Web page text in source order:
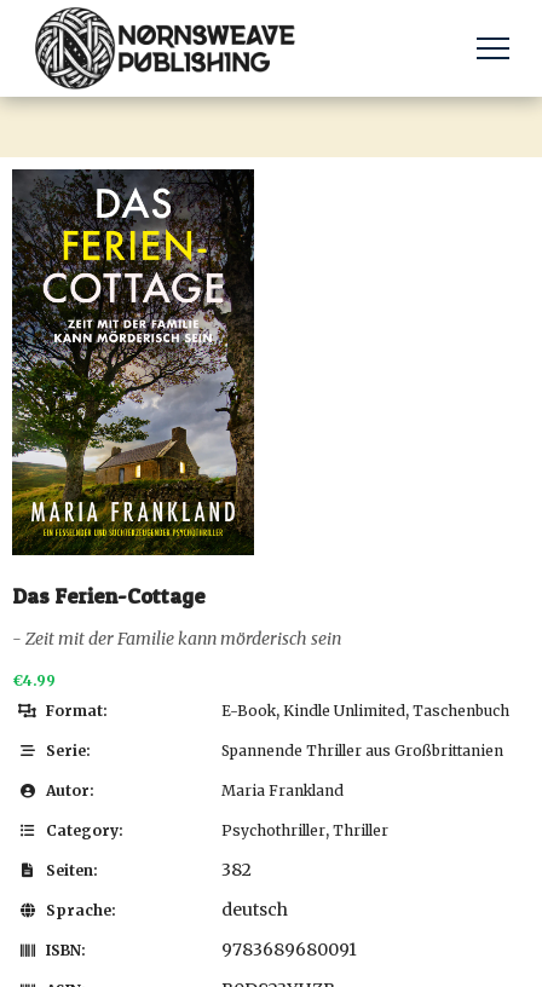
Das Ferien-Cottage
- Zeit mit der Familie kann mörderisch sein
€4.99
Format:
E-Book, Kindle Unlimited, Taschenbuch
Serie: Spannende Thriller aus Großbrittanien
Autor: Maria Frankland
Category: Psychothriller, Thriller
Seiten: 382
Sprache: deutsch
ISBN: 9783689680091